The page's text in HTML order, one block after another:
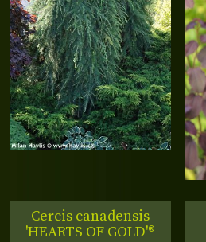
Cercis canadensis
'HEARTS OF GOLD'®